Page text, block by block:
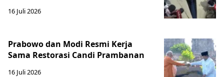
16 Juli 2026
Prabowo dan Modi Resmi Kerja
Sama Restorasi Candi Prambanan
16 Juli 2026